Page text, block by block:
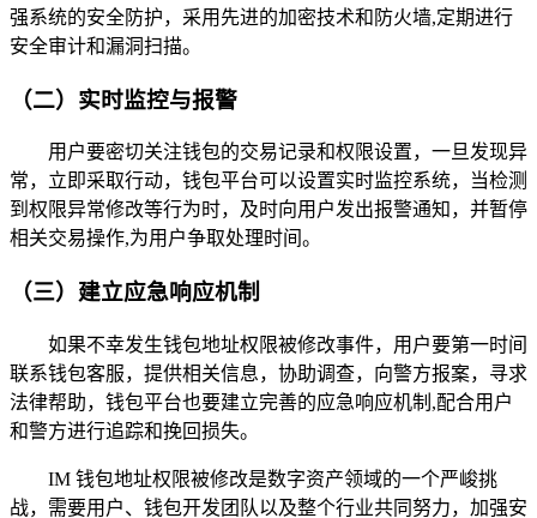
强系统的安全防护，采用先进的加密技术和防火墙,定期进行
安全审计和漏洞扫描。
（二）实时监控与报警
用户要密切关注钱包的交易记录和权限设置，一旦发现异
常，立即采取行动，钱包平台可以设置实时监控系统，当检测
到权限异常修改等行为时，及时向用户发出报警通知，并暂停
相关交易操作,为用户争取处理时间。
（三）建立应急响应机制
如果不幸发生钱包地址权限被修改事件，用户要第一时间
联系钱包客服，提供相关信息，协助调查，向警方报案，寻求
法律帮助，钱包平台也要建立完善的应急响应机制,配合用户
和警方进行追踪和挽回损失。
IM 钱包地址权限被修改是数字资产领域的一个严峻挑
战，需要用户、钱包开发团队以及整个行业共同努力，加强安